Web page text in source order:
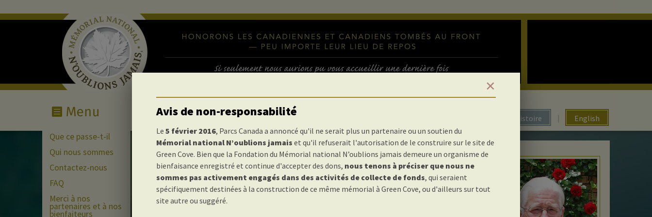
Que ce passe-t-il
Qui nous sommes
Contactez-nous
FAQ
Merci à nos
partenaires et à nos
bienfaiteurs
l'histoire | English
RETOUR EN ARRIÈRE
✕
Avis de non-responsabilité
Le 5 février 2016, Parcs Canada a annoncé qu'il ne serait plus un partenaire ou un soutien du
Mémorial national N’oublions jamais et qu'il refuserait l'autorisation de le construire sur le site de
Green Cove. Bien que la Fondation du Mémorial national N’oublions jamais demeure un organisme de
bienfaisance enregistré et continue d'accepter des dons, nous tenons à préciser que nous ne
sommes pas activement engagés dans des activités de collecte de fonds, qui seraient
spécifiquement destinées à la construction de ce même mémorial à Green Cove, ou d'ailleurs sur tout
site autre ou suggéré.